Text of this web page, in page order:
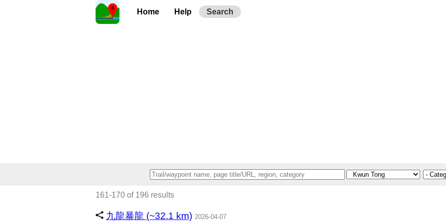
Home Help Search
161-170 of 196 results
九龍暴龍 (~32.1 km) 2026-04-07